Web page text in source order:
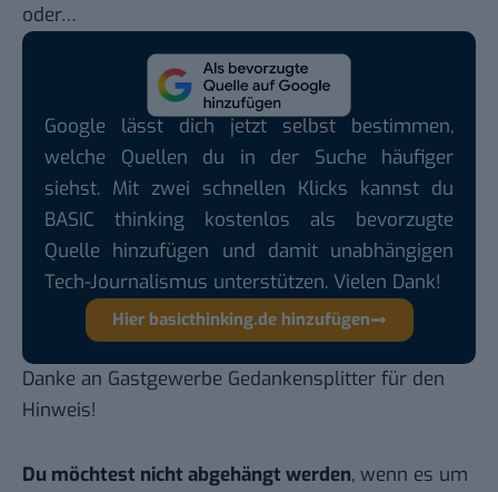
oder…
Google lässt dich jetzt selbst bestimmen,
welche Quellen du in der Suche häufiger
siehst. Mit zwei schnellen Klicks kannst du
BASIC thinking kostenlos als bevorzugte
Quelle hinzufügen und damit unabhängigen
Tech-Journalismus unterstützen. Vielen Dank!
Hier basicthinking.de hinzufügen
Danke an Gastgewerbe Gedankensplitter für den
Hinweis!
Du möchtest nicht abgehängt werden, wenn es um